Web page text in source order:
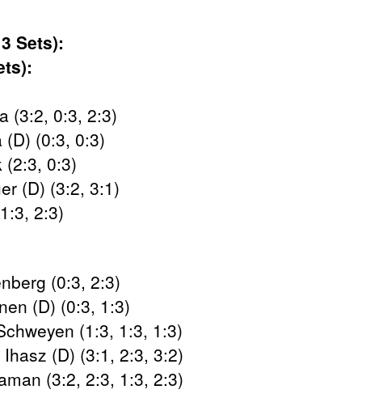
Sets):
(3:2, 0:3, 2:3)
(0:3, 0:3)
(2:3, 0:3)
(D) (3:2, 3:1)
2:3)
(0:3, 2:3)
(D) (0:3, 1:3)
(1:3, 1:3, 1:3)
(D) (3:1, 2:3, 3:2)
(3:2, 2:3, 1:3, 2:3)